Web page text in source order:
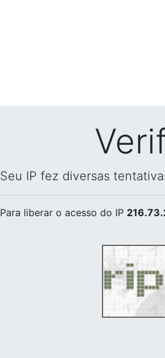
Seu IP fez diversas
Para liberar o acesso do IP